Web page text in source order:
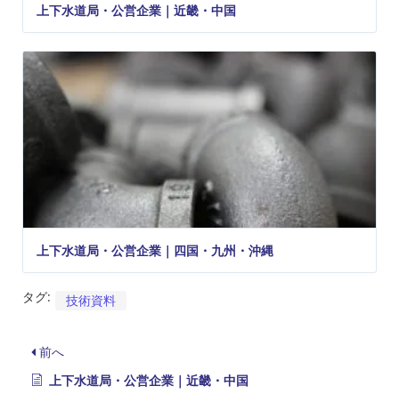
上下水道局・公営企業｜近畿・中国
上下水道局・公営企業｜四国・九州・沖縄
タグ: 技術資料
前へ
上下水道局・公営企業｜近畿・中国